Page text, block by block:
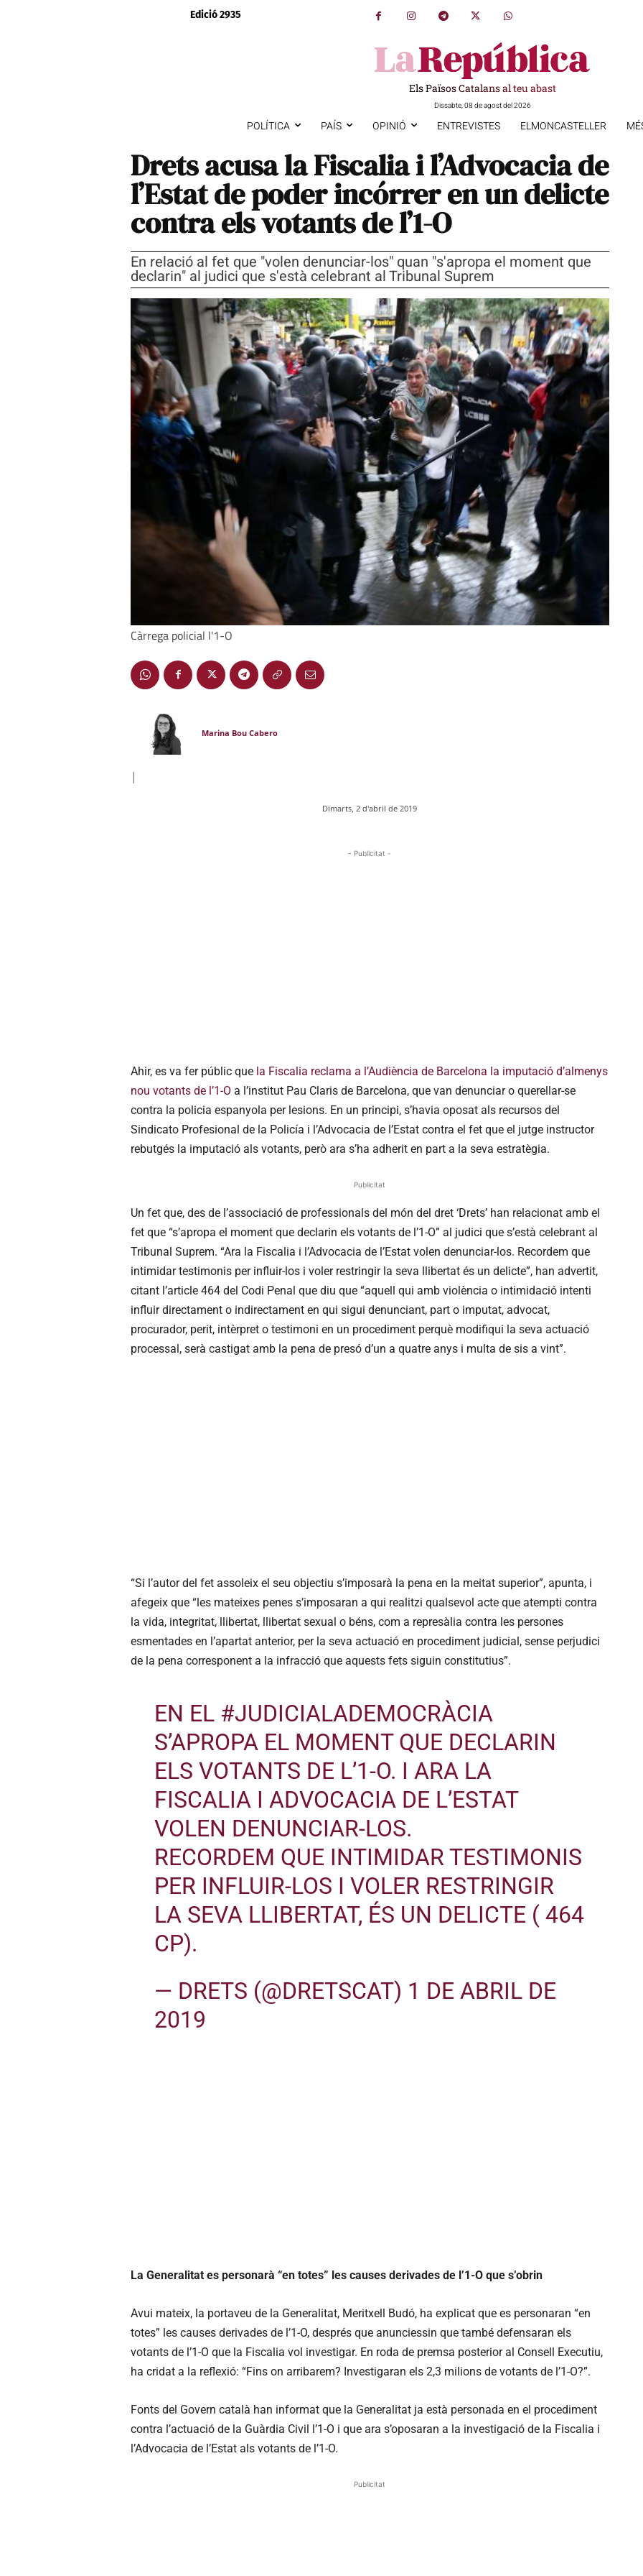
Edició 2935
Els Països Catalans al teu abast
Dissabte, 08 de agost del 2026
POLÍTICA PAÍS OPINIÓ ENTREVISTES ELMONCASTELLER
Drets acusa la Fiscalia i l’Advocacia de
l’Estat de poder incórrer en un delicte
contra els votants de l’1-O
En relació al fet que "volen denunciar-los" quan "s'apropa el moment que
declarin" al judici que s'està celebrant al Tribunal Suprem
Càrrega policial l'1-O
Marina Bou Cabero
|
Dimarts, 2 d'abril de 2019
- Publicitat -
Ahir, es va fer públic que la Fiscalia reclama a l’Audiència de Barcelona la imputació d’almenys
nou votants de l’1-O a l’institut Pau Claris de Barcelona, que van denunciar o querellar-se
contra la policia espanyola per lesions. En un principi, s’havia oposat als recursos del
Sindicato Profesional de la Policía i l’Advocacia de l’Estat contra el fet que el jutge instructor
rebutgés la imputació als votants, però ara s’ha adherit en part a la seva estratègia.
Publicitat
Un fet que, des de l’associació de professionals del món del dret ‘Drets’ han relacionat amb el
fet que “s’apropa el moment que declarin els votants de l’1-O” al judici que s’està celebrant al
Tribunal Suprem. “Ara la Fiscalia i l’Advocacia de l’Estat volen denunciar-los. Recordem que
intimidar testimonis per influir-los i voler restringir la seva llibertat és un delicte”, han advertit,
citant l’article 464 del Codi Penal que diu que “aquell qui amb violència o intimidació intenti
influir directament o indirectament en qui sigui denunciant, part o imputat, advocat,
procurador, perit, intèrpret o testimoni en un procediment perquè modifiqui la seva actuació
processal, serà castigat amb la pena de presó d’un a quatre anys i multa de sis a vint”.
“Si l’autor del fet assoleix el seu objectiu s’imposarà la pena en la meitat superior”, apunta, i
afegeix que “les mateixes penes s’imposaran a qui realitzi qualsevol acte que atempti contra
la vida, integritat, llibertat, llibertat sexual o béns, com a represàlia contra les persones
esmentades en l’apartat anterior, per la seva actuació en procediment judicial, sense perjudici
de la pena corresponent a la infracció que aquests fets siguin constitutius”.
EN EL #JUDICIALADEMOCRÀCIA
S’APROPA EL MOMENT QUE DECLARIN
ELS VOTANTS DE L’1-O. I ARA LA
FISCALIA I ADVOCACIA DE L’ESTAT
VOLEN DENUNCIAR-LOS.
RECORDEM QUE INTIMIDAR TESTIMONIS
PER INFLUIR-LOS I VOLER RESTRINGIR
LA SEVA LLIBERTAT, ÉS UN DELICTE ( 464
CP).
— DRETS (@DRETSCAT) 1 DE ABRIL DE
2019
La Generalitat es personarà “en totes” les causes derivades de l’1-O que s’obrin
Avui mateix, la portaveu de la Generalitat, Meritxell Budó, ha explicat que es personaran “en
totes” les causes derivades de l’1-O, després que anunciessin que també defensaran els
votants de l’1-O que la Fiscalia vol investigar. En roda de premsa posterior al Consell Executiu,
ha cridat a la reflexió: “Fins on arribarem? Investigaran els 2,3 milions de votants de l’1-O?”.
Fonts del Govern català han informat que la Generalitat ja està personada en el procediment
contra l’actuació de la Guàrdia Civil l’1-O i que ara s’oposaran a la investigació de la Fiscalia i
l’Advocacia de l’Estat als votants de l’1-O.
Publicitat